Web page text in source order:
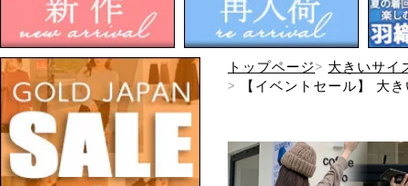
トップページ
大きいサイ
【イベントセール】 大